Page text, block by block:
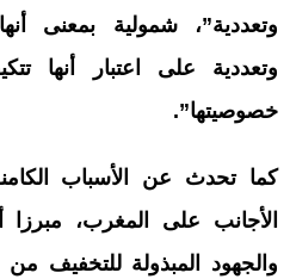
وتعددية”، شمولية بمعنى
وتعددية على اعتبار
خصوصيتها”.
كما تحدث عن الأسباب
الأجانب على المغرب، مبرزا
والجهود المبذولة للتخفيف